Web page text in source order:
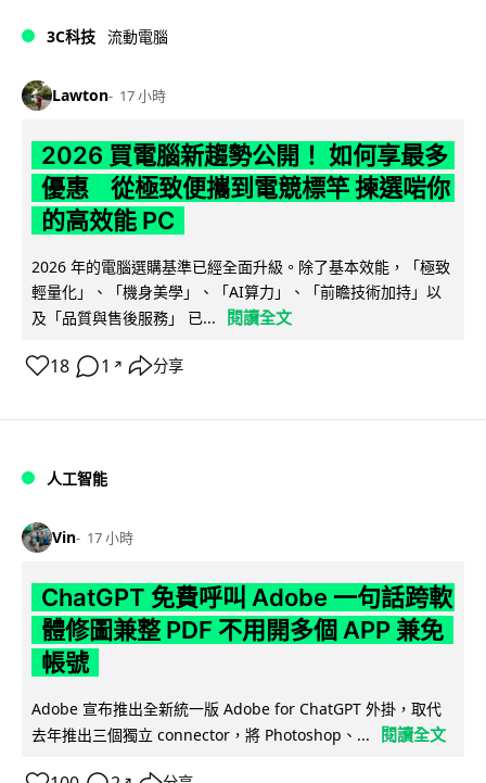
3C科技 流動電腦
Lawton 17 小時
2026 買電腦新趨勢公開！ 如何享最多
優惠 從極致便攜到電競標竿 揀選啱你
的高效能 PC
2026 年的電腦選購基準已經全面升級。除了基本效能，「極致
輕量化」、「機身美學」、「AI算力」、「前瞻技術加持」以
及「品質與售後服務」 已...
閱讀全文
18 1 ↗ 分享
人工智能
Vin 17 小時
ChatGPT 免費呼叫 Adobe 一句話跨軟
體修圖兼整 PDF 不用開多個 APP 兼免
帳號
Adobe 宣布推出全新統一版 Adobe for ChatGPT 外掛，取代
去年推出三個獨立 connector，將 Photoshop、...
閱讀全文